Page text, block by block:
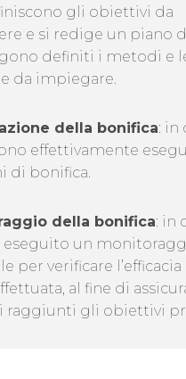
gli obiettivi da
e si redige un piano
definiti i metodi e
da impiegare.
della bonifica: in
effettivamente
di bonifica.
della bonifica: in
eseguito un
per verificare l’efficacia
al fine di
raggiunti gli obiettivi